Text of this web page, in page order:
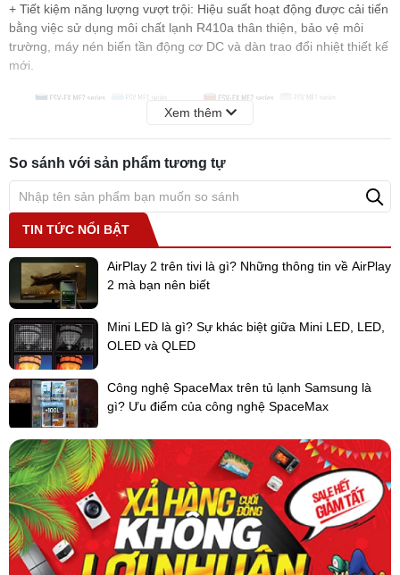
+ Tiết kiệm năng lượng vượt trội: Hiệu suất hoạt động được cải tiến
bằng việc sử dụng môi chất lạnh R410a thân thiện, bảo vệ môi
trường, máy nén biến tần động cơ DC và dàn trao đổi nhiệt thiết kế
mới.
+ Chênh lệch giữa chiều dài ống xa nhất và ngắn nhất từ bộ chia
ga đầu tiên lên tới 50m: Linh hoạt và dễ dàng hơn trong việc thiết
kế và chọn vị trí lắp đặt dàn nóng.
+ Mở rộng phạm vi vận hành: Chế độ làm lạnh từ -10 độ C đến +52
độ C và chế độ sưởi ấm từ -25 độ C ~ 18 độ C, nhiệt độ cài đặt trên
điều khiển 16 độ C đến 30 độ C (tùy thuộc từng loại điều khiển).
+ Độ bền cao: Với lớp phủ chống ăn mòn giúp chống gỉ sét và hơi
muối, đảm bảo máy hoạt động bền bỉ trong thời gian dài.
Có thể nói dàn nóng VRF Panasonic U-66ME2H7SP 66HP 2 chiều
xứng đáng là lựa chọn số một hiện nay cho các khu vực tòa nhà
cao tầng, trung tâm thương mại với diện tích lớn.
Xem thêm
So sánh với sản phẩm tương tự
TIN TỨC NỔI BẬT
AirPlay 2 trên tivi là gì? Những thông tin về AirPlay
2 mà bạn nên biết
Mini LED là gì? Sự khác biệt giữa Mini LED, LED,
OLED và QLED
Công nghệ SpaceMax trên tủ lạnh Samsung là
gì? Ưu điểm của công nghệ SpaceMax